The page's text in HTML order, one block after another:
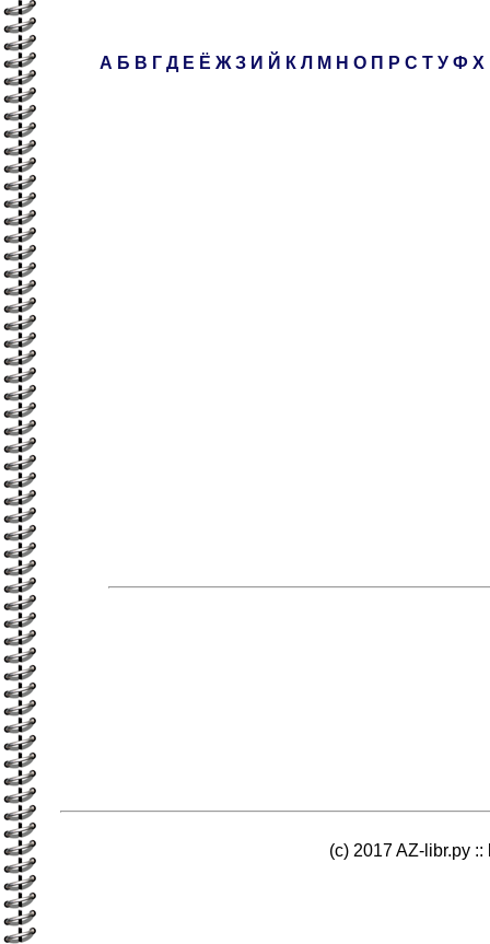
А Б В Г Д Е Ё Ж З И Й К Л М Н О П Р С Т У Ф Х
(c) 2017 AZ-libr.ру ::